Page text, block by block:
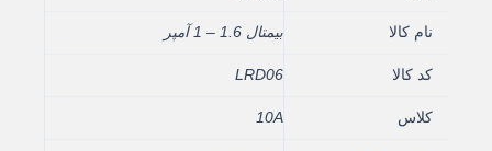
نام کالا بيمتال 1.6 – 1 آمپر
کد کالا LRD06
کلاس 10A